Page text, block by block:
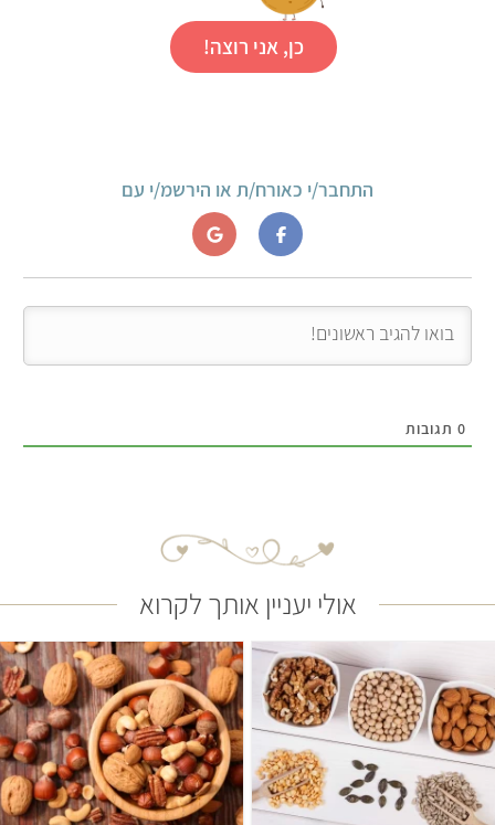
כן, אני רוצה!
התחבר/י כאורח/ת או הירשמ/י עם
0 תגובות
אולי יעניין אותך לקרוא